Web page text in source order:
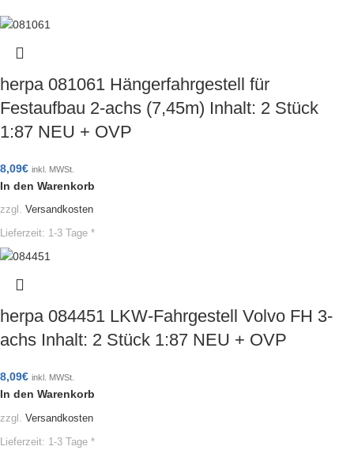
herpa 081061 Hängerfahrgestell für
Festaufbau 2-achs (7,45m) Inhalt: 2 Stück
1:87 NEU + OVP
8,09€ inkl. MWSt.
In den Warenkorb
zzgl. Versandkosten
Lieferzeit: 1-3 Tage *
herpa 084451 LKW-Fahrgestell Volvo FH 3-
achs Inhalt: 2 Stück 1:87 NEU + OVP
8,09€ inkl. MWSt.
In den Warenkorb
zzgl. Versandkosten
Lieferzeit: 1-3 Tage *